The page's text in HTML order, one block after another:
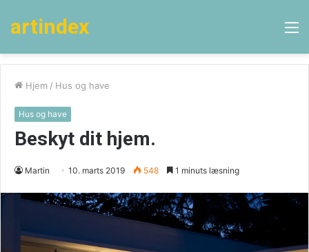
artindex
Hjem / Hus og have
Hus og have
Beskyt dit hjem.
Martin 10. marts 2019 548 1 minuts læsning